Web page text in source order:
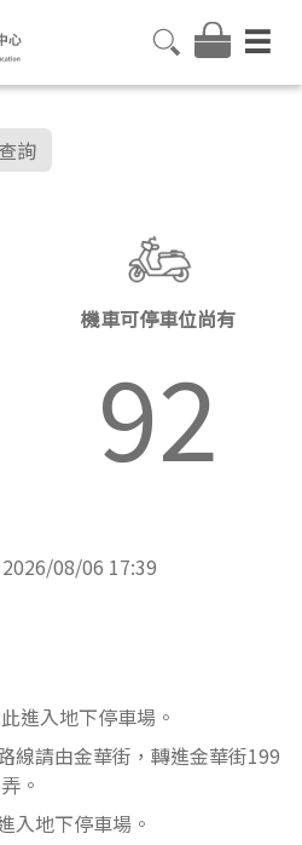
詢
機車可停車位尚有
92
08/06 17:39
進入地下停車場。
線請由金華街，轉進金華街199
。
入地下停車場。